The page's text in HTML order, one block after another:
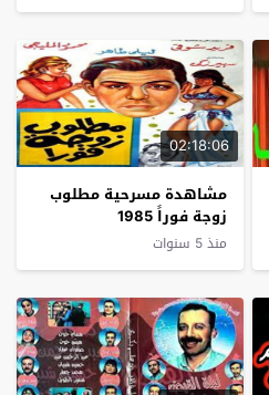
02:18:06
مشاهدة مسرحية مطلوب
زوجة فوراً 1985
منذ 5 سنوات